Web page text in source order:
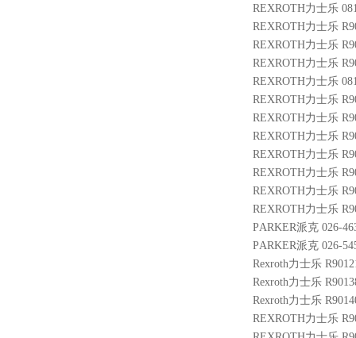
REXROTH力士乐
REXROTH力士乐
REXROTH力士乐
REXROTH力士乐
REXROTH力士乐
REXROTH力士乐
REXROTH力士乐
REXROTH力士乐
REXROTH力士乐
REXROTH力士乐
REXROTH力士乐
REXROTH力士乐
PARKER派克 026-
PARKER派克 026-
Rexroth力士乐
Rexroth力士乐
Rexroth力士乐
REXROTH力士乐